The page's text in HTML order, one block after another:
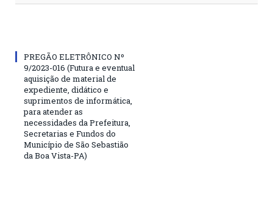
PREGÃO ELETRÔNICO Nº
9/2023-016 (Futura e eventual
aquisição de material de
expediente, didático e
suprimentos de informática,
para atender as
necessidades da Prefeitura,
Secretarias e Fundos do
Município de São Sebastião
da Boa Vista-PA)